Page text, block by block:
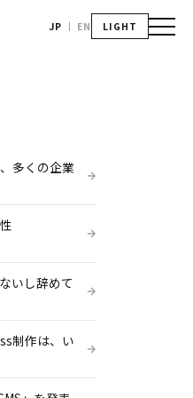
JP EN LIGHT
多くの企業
いし辞めて
制作は、い